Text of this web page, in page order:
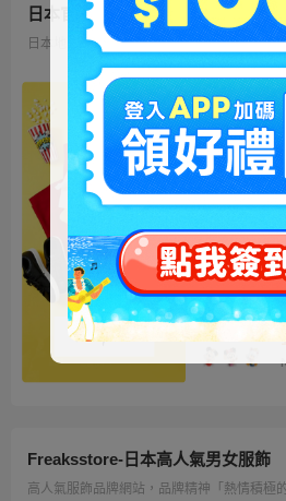
日本官方迪士尼商城
日本地區限定販售的迪士尼商品 多種品類、
Freaksstore-日本高人氣男女服飾
高人氣服飾品牌網站，品牌精神「熱情積極